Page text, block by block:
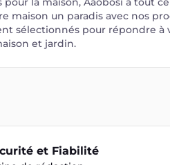
maison un paradis avec nos
sélectionnés pour répondre à
et jardin.
et Fiabilité